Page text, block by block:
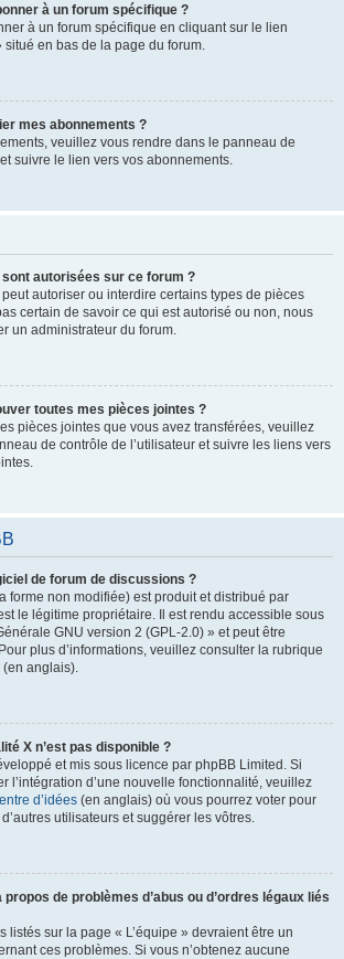
à un forum spécifique ?
à un forum spécifique en cliquant sur le lien
situé en bas de la page du forum.
mes abonnements ?
veuillez vous rendre dans le panneau de
suivre le lien vers vos abonnements.
autorisées sur ce forum ?
autoriser ou interdire certains types de pièces
certain de savoir ce qui est autorisé ou non, nous
un administrateur du forum.
toutes mes pièces jointes ?
pièces jointes que vous avez transférées, veuillez
de contrôle de l’utilisateur et suivre les liens vers
de forum de discussions ?
forme non modifiée) est produit et distribué par
le légitime propriétaire. Il est rendu accessible sous
GNU version 2 (GPL-2.0) » et peut être
plus d’informations, veuillez consulter la rubrique
(en anglais).
X n’est pas disponible ?
et mis sous licence par phpBB Limited. Si
l’intégration d’une nouvelle fonctionnalité, veuillez
d’idées (en anglais) où vous pourrez voter pour
utilisateurs et suggérer les vôtres.
de problèmes d’abus ou d’ordres légaux liés
listés sur la page « L’équipe » devraient être un
ces problèmes. Si vous n’obtenez aucune